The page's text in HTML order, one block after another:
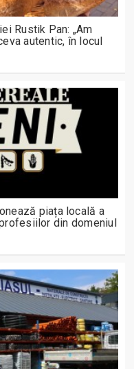
Rustik Pan: „Am
autentic, în locul
piața locală a
din domeniul